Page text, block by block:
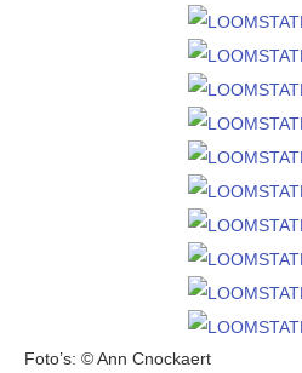
Foto’s: © Ann Cnockaert